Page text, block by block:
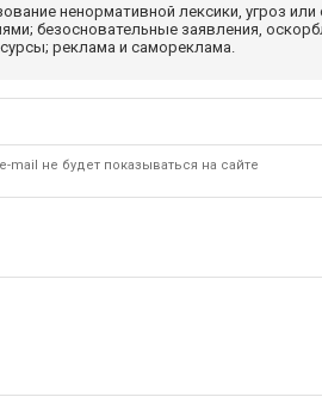
ненормативной лексики, угроз
безосновательные заявления,
реклама и самореклама.
mail не будет показываться на сайте